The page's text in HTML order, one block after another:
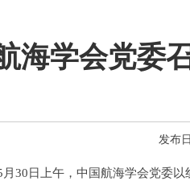
海学会党委
发布
月30日上午，中国航海学会党委